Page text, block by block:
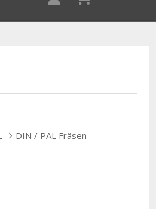
DIN / PAL Fräsen